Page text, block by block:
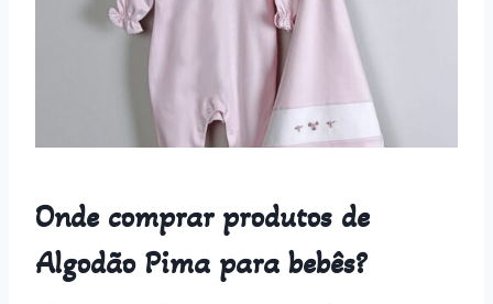
Onde comprar produtos de
Algodão Pima para bebês?